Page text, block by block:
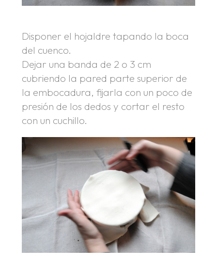
Disponer el hojaldre tapando la boca
del cuenco.
Dejar una banda de 2 o 3 cm
cubriendo la pared parte superior de
la embocadura, fijarla con un poco de
presión de los dedos y cortar el resto
con un cuchillo.